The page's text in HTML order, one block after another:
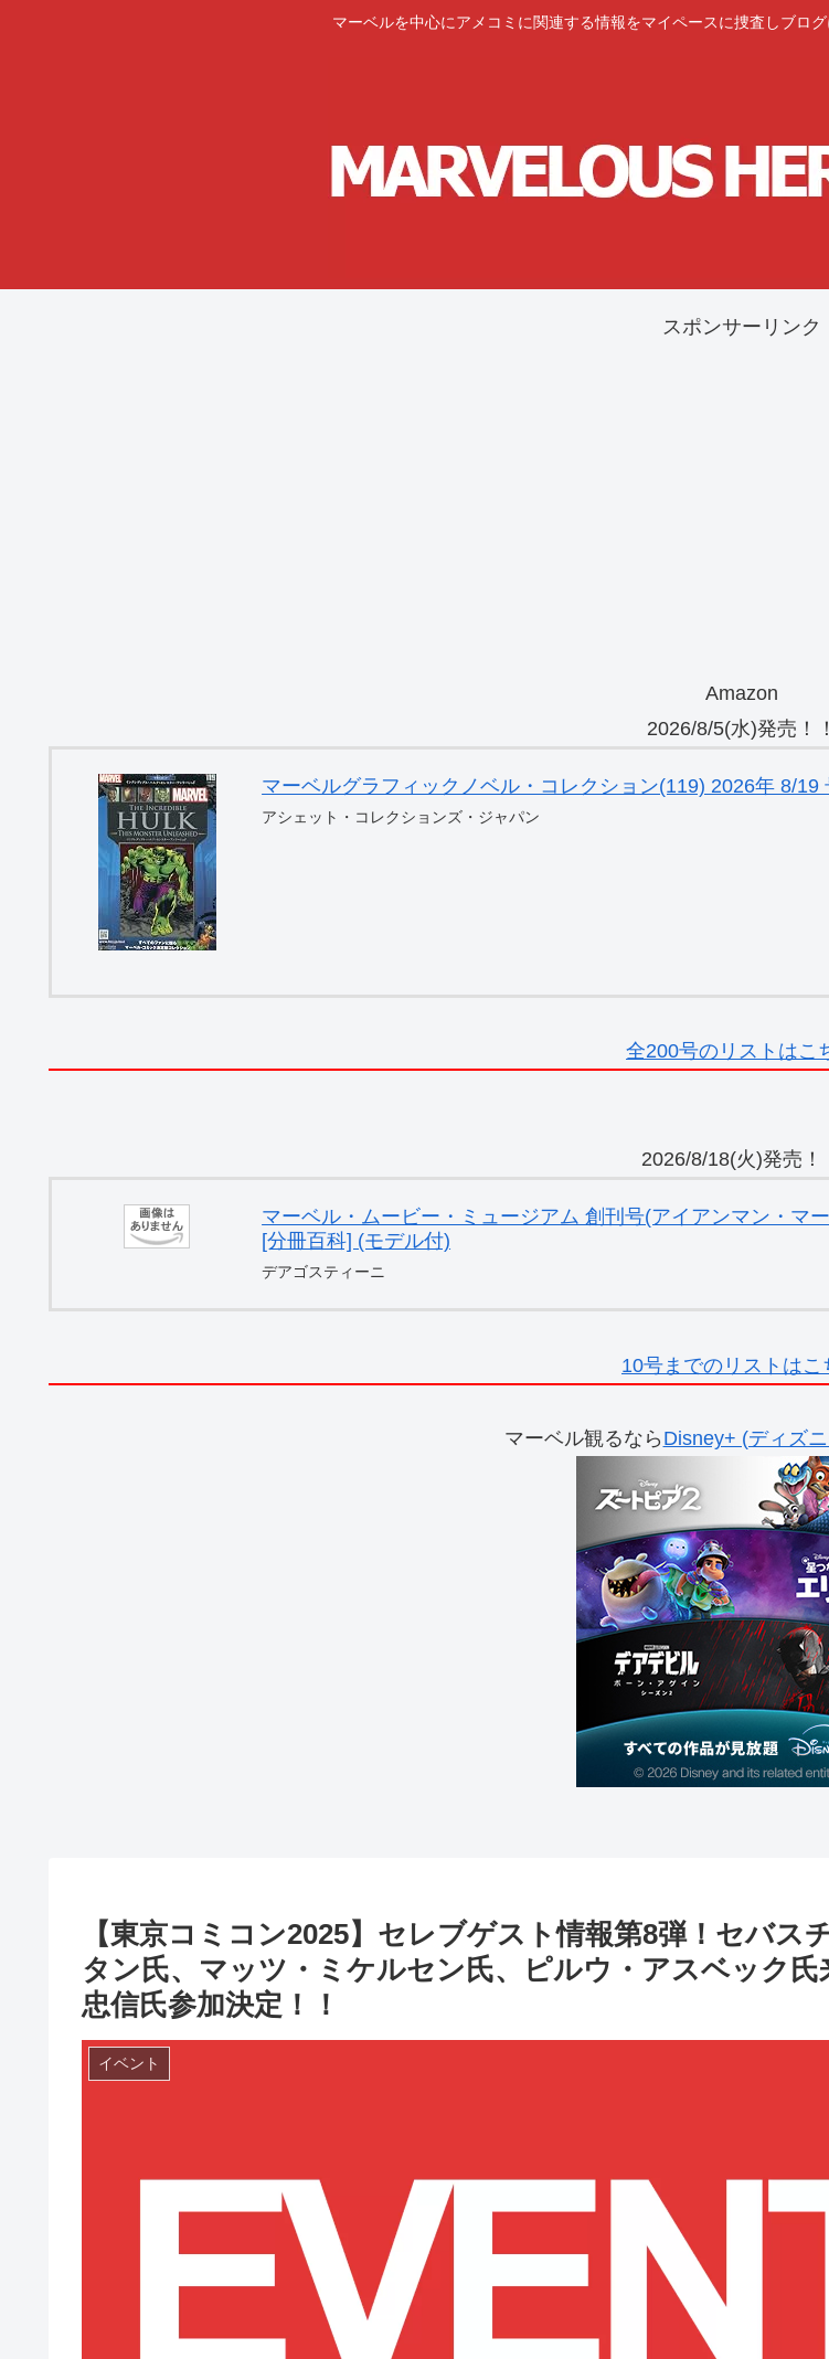
マーベルを中心にアメコミに関連する情報をマイペースに捜査しブロ
スポンサーリンク
Amazon
2026/8/5(水)発売！！
マーベルグラフィックノベル・コレクション(119) 2026年 8/19
アシェット・コレクションズ・ジャパン
全200号のリストはこ
2026/8/18(火)発売！
マーベル・ムービー・ミュージアム 創刊号(アイアンマン・マ
[分冊百科] (モデル付)
デアゴスティーニ
10号までのリストはこ
マーベル観るなら Disney+ (ディズ
【東京コミコン2025】セレブゲスト情報第8弾！セバス
タン氏、マッツ・ミケルセン氏、ピルウ・アスベック氏
忠信氏参加決定！！
イベント